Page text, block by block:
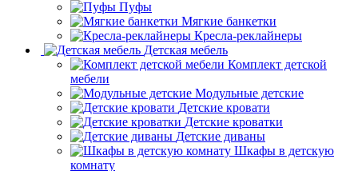
Кушетки и оттоманки
Пуфы
Мягкие банкетки
Кресла-реклайнеры
Комплект детской
мебели
Модульные детские
Детские кровати
Детские кроватки